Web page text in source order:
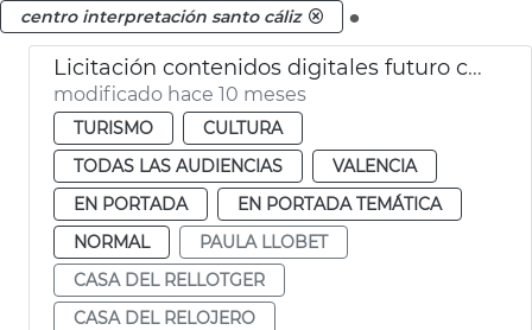
centro interpretación santo cáliz
Licitación contenidos digitales futuro centro Santo Cáliz de València
modificado hace 10 meses
TURISMO
CULTURA
TODAS LAS AUDIENCIAS
VALENCIA
EN PORTADA
EN PORTADA TEMÁTICA
NORMAL
PAULA LLOBET
CASA DEL RELLOTGER
CASA DEL RELOJERO